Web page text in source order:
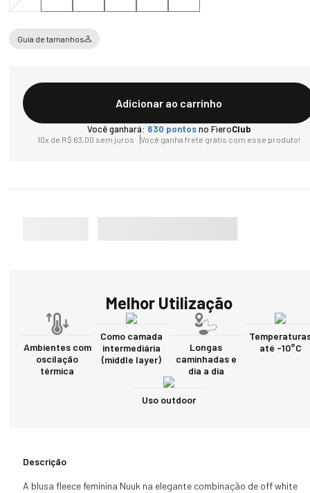
Guia de tamanhos
Adicionar ao carrinho
Você ganhará: 630 pontosno FieroClub
10x de R$ 63,00 sem juros Você ganha frete grátis com esse produto!
Melhor Utilização
Ambientes com
oscilação
térmica
Como camada
intermediária
(middle layer)
Longas
caminhadas e
dia a dia
até -10°C
Uso outdoor
Descrição
A blusa fleece feminina Nuuk na elegante combinação de off white